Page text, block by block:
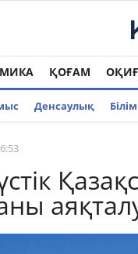
ҚОҒАМ
Денсаулық Білім